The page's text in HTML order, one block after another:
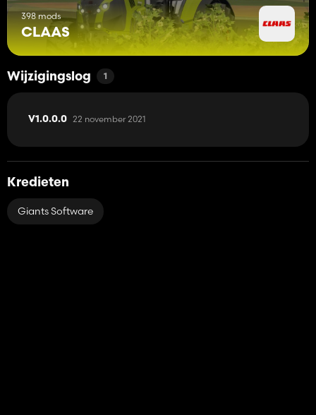
398 mods
CLAAS
Wijzigingslog 1
V1.0.0.0 22 november 2021
Kredieten
Giants Software